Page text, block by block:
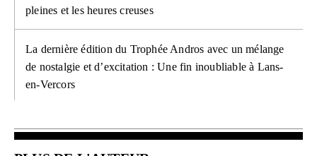
pleines et les heures creuses
La dernière édition du Trophée Andros avec un mélange
de nostalgie et d’excitation : Une fin inoubliable à Lans-
en-Vercors